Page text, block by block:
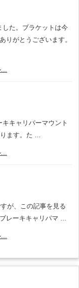
た。ブラケットは今
りがとうございます。
キャリパーマウント
ます。た ...
が、この記事を見る
レーキキャリパマ ...